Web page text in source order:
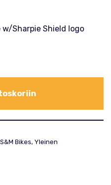
w/Sharpie Shield logo
S&M Bikes, Yleinen